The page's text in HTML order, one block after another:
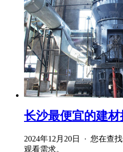
长沙最便宜的建
2024年12月20日 · 您在查
观看需求。